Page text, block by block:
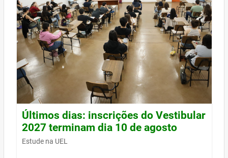
Últimos dias: inscrições do Vestibular
2027 terminam dia 10 de agosto
Estude na UEL